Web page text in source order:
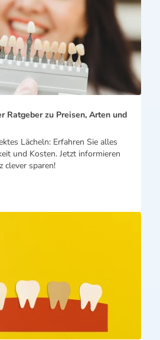
Ratgeber zu Preisen, Arten und
Lächeln: Erfahren Sie alles
und Kosten. Jetzt informieren
clever sparen!